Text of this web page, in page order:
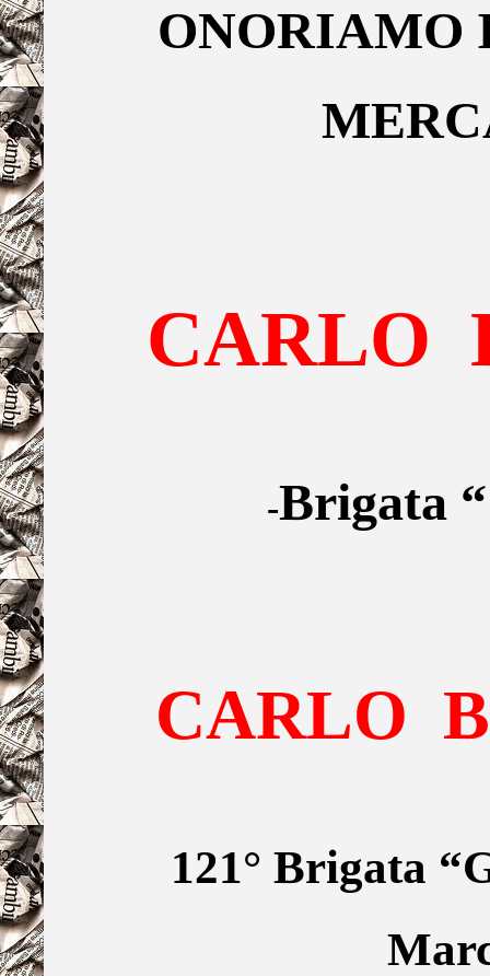
CARLO
-Brigata
CARLO
121° Brigata